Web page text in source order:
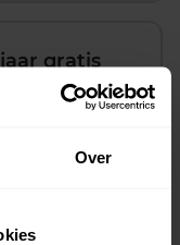
Over
gratis
(koopsom
Dit